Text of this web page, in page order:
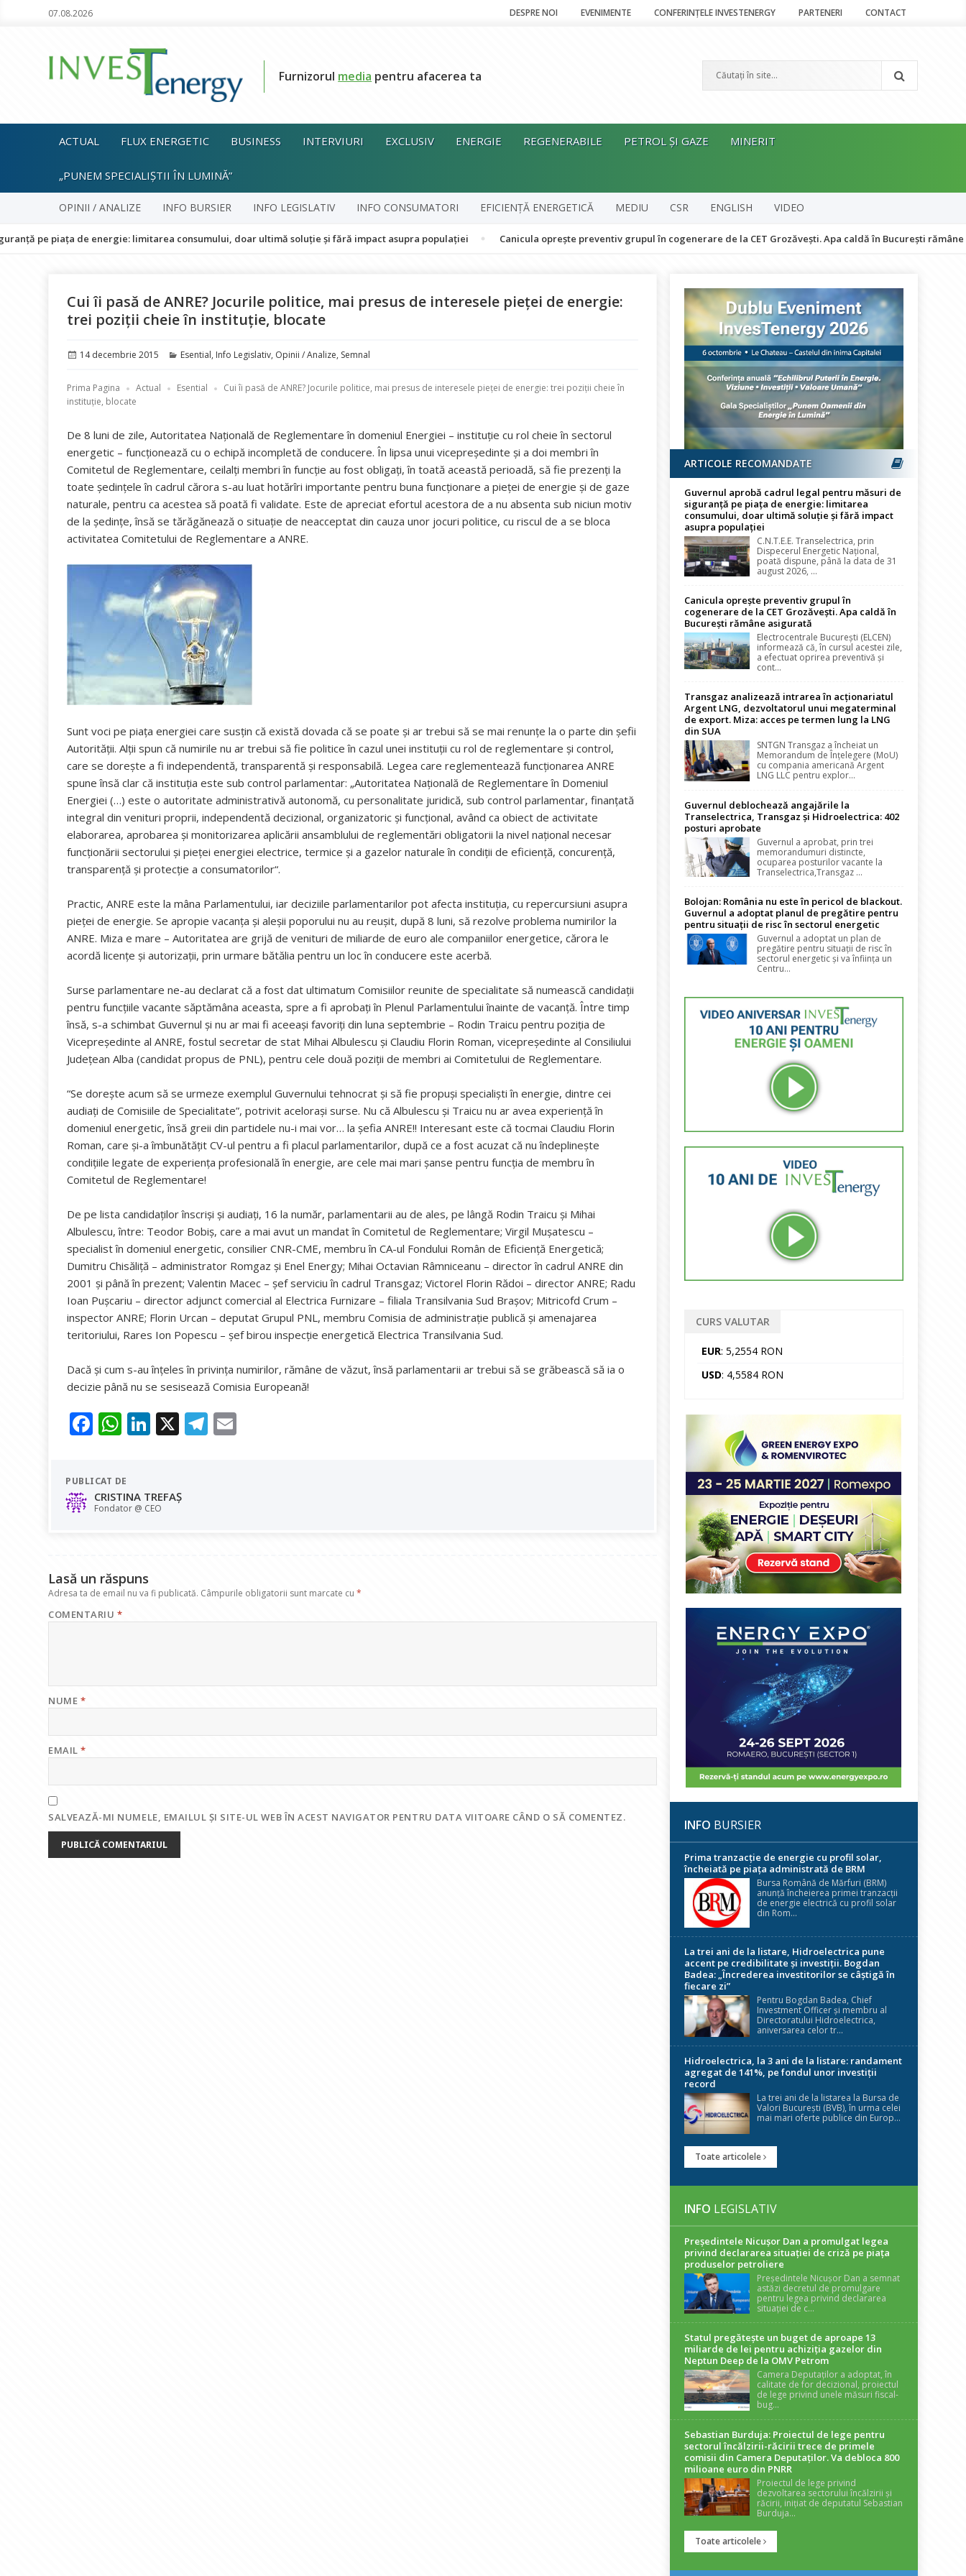
07.08.2026 DESPRE NOI EVENIMENTE CONFERINȚELE INVESTENERGY PARTENERI CONTACT
Furnizorul media pentru afacerea ta
ACTUAL FLUX ENERGETIC BUSINESS INTERVIURI EXCLUSIV ENERGIE REGENERABILE PETROL ȘI GAZE MINERIT
„PUNEM SPECIALIȘTII ÎN LUMINĂ”
OPINII / ANALIZE INFO BURSIER INFO LEGISLATIV INFO CONSUMATORI EFICIENȚĂ ENERGETICĂ MEDIU CSR ENGLISH VIDEO
de energie: limitarea consumului, doar ultimă soluție și fără impact asupra populației Canicula oprește preventiv grupul în cogenerare de la CET Grozăvești. Apa caldă în București rămâne asigurată
Cui îi pasă de ANRE? Jocurile politice, mai presus de interesele pieței de energie:
trei poziții cheie în instituție, blocate
Publicat
14 decembrie 2015 Categorii
Esential, Info Legislativ, Opinii / Analize, Semnal
Prima Pagina Actual Esential
Cui îi pasă de ANRE? Jocurile politice, mai presus de interesele pieței de energie: trei poziții cheie în
instituție, blocate
De 8 luni de zile, Autoritatea Națională de Reglementare în domeniul Energiei – instituție cu rol cheie în sectorul
energetic – funcționează cu o echipă incompletă de conducere. În lipsa unui vicepreședinte și a doi membri în
Comitetul de Reglementare, ceilalți membri în funcție au fost obligați, în toată această perioadă, să fie prezenți la
toate ședințele în cadrul cărora s-au luat hotărîri importante pentru buna funcționare a pieței de energie și de gaze
naturale, pentru ca acestea să poată fi validate. Este de apreciat efortul acestora de a nu absenta sub niciun motiv
de la ședințe, însă se tărăgănează o situație de neacceptat din cauza unor jocuri politice, cu riscul de a se bloca
activitatea Comitetului de Reglementare a ANRE.
Sunt voci pe piața energiei care susțin că există dovada că se poate și ar trebui să se mai renunțe la o parte din șefii
Autorității. Alții spun că numirile nu ar trebui să fie politice în cazul unei instituții cu rol de reglementare și control,
care se dorește a fi independentă, transparentă și responsabilă. Legea care reglementează funcționarea ANRE
spune însă clar că instituția este sub control parlamentar: „Autoritatea Naţională de Reglementare în Domeniul
Energiei (…) este o autoritate administrativă autonomă, cu personalitate juridică, sub control parlamentar, finanţată
integral din venituri proprii, independentă decizional, organizatoric şi funcţional, având ca obiect de activitate
elaborarea, aprobarea şi monitorizarea aplicării ansamblului de reglementări obligatorii la nivel naţional necesar
funcţionării sectorului şi pieţei energiei electrice, termice şi a gazelor naturale în condiţii de eficienţă, concurenţă,
transparenţă şi protecţie a consumatorilor“.
Practic, ANRE este la mâna Parlamentului, iar deciziile parlamentarilor pot afecta instituția, cu repercursiuni asupra
pieței de energie. Se apropie vacanța și aleșii poporului nu au reușit, după 8 luni, să rezolve problema numirilor la
ANRE. Miza e mare – Autoritatea are grijă de venituri de miliarde de euro ale companiilor energetice, cărora le
acordă licenţe şi autorizaţii, prin urmare bătălia pentru un loc în conducere este acerbă.
Surse parlamentare ne-au declarat că a fost dat ultimatum Comisiilor reunite de specialitate să numească candidații
pentru funcțiile vacante săptămâna aceasta, spre a fi aprobați în Plenul Parlamentului înainte de vacanță. Între timp
însă, s-a schimbat Guvernul și nu ar mai fi aceeași favoriți din luna septembrie – Rodin Traicu pentru poziția de
Vicepreședinte al ANRE, fostul secretar de stat Mihai Albulescu și Claudiu Florin Roman, vicepreşedinte al Consiliului
Judeţean Alba (candidat propus de PNL), pentru cele două poziții de membri ai Comitetului de Reglementare.
“Se dorește acum să se urmeze exemplul Guvernului tehnocrat și să fie propuși specialiști în energie, dintre cei
audiați de Comisiile de Specialitate”, potrivit acelorași surse. Nu că Albulescu și Traicu nu ar avea experiență în
domeniul energetic, însă greii din partidele nu-i mai vor… la șefia ANRE!! Interesant este că tocmai Claudiu Florin
Roman, care și-a îmbunătățit CV-ul pentru a fi placul parlamentarilor, după ce a fost acuzat că nu îndeplinește
condițiile legate de experiența profesională în energie, are cele mai mari șanse pentru funcția de membru în
Comitetul de Reglementare!
De pe lista candidaților înscriși și audiați, 16 la număr, parlamentarii au de ales, pe lângă Rodin Traicu și Mihai
Albulescu, între: Teodor Bobiş, care a mai avut un mandat în Comitetul de Reglementare; Virgil Muşatescu –
specialist în domeniul energetic, consilier CNR-CME, membru în CA-ul Fondului Român de Eficienţă Energetică;
Dumitru Chisăliţă – administrator Romgaz și Enel Energy; Mihai Octavian Râmniceanu – director în cadrul ANRE din
2001 şi până în prezent; Valentin Macec – şef serviciu în cadrul Transgaz; Victorel Florin Rădoi – director ANRE; Radu
Ioan Puşcariu – director adjunct comercial al Electrica Furnizare – filiala Transilvania Sud Braşov; Mitricofd Crum –
inspector ANRE; Florin Urcan – deputat Grupul PNL, membru Comisia de administrație publică și amenajarea
teritoriului, Rares Ion Popescu – șef birou inspecție energetică Electrica Transilvania Sud.
Dacă și cum s-au înțeles în privința numirilor, rămâne de văzut, însă parlamentarii ar trebui să se grăbească să ia o
decizie până nu se sesisează Comisia Europeană!
F
e
b
o
W
at
s
A
Li
e
dI
X T
PUBLICAT DE
CRISTINA TREFAȘ
Fondator @ CEO
Lasă un răspuns
Adresa ta de email nu va fi publicată. Câmpurile obligatorii sunt marcate cu*
COMENTARIU *
NUME *
EMAIL*
SALVEAZĂ-MI NUMELE, EMAILUL ȘI SITE-UL WEB ÎN ACEST NAVIGATOR PENTRU DATA VIITOARE CÂND O SĂ COMENTEZ.
ARTICOLE RECOMANDATE
Guvernul aprobă cadrul legal pentru măsuri de
siguranță pe piața de energie: limitarea
consumului, doar ultimă soluție și fără impact
asupra populației
C.N.T.E.E. Transelectrica, prin
Dispecerul Energetic Național,
poată dispune, până la data de 31
august 2026, ...
Canicula oprește preventiv grupul în
cogenerare de la CET Grozăvești. Apa caldă în
București rămâne asigurată
Electrocentrale București (ELCEN)
informează că, în cursul acestei zile,
a efectuat oprirea preventivă și
cont...
Transgaz analizează intrarea în acționariatul
Argent LNG, dezvoltatorul unui megaterminal
de export. Miza: acces pe termen lung la LNG
din SUA
SNTGN Transgaz a încheiat un
Memorandum de Înțelegere (MoU)
cu compania americană Argent
LNG LLC pentru explor...
Guvernul deblochează angajările la
Transelectrica, Transgaz și Hidroelectrica: 402
posturi aprobate
Guvernul a aprobat, prin trei
memorandumuri distincte,
ocuparea posturilor vacante la
Transelectrica,Transgaz ...
Bolojan: România nu este în pericol de blackout.
Guvernul a adoptat planul de pregătire pentru
pentru situații de risc în sectorul energetic
Guvernul a adoptat un plan de
pregătire pentru situații de risc în
sectorul energetic și va înființa un
Centru...
CURS VALUTAR
EUR: 5,2554 RON
USD: 4,5584 RON
INFO BURSIER
Prima tranzacție de energie cu profil solar,
încheiată pe piața administrată de BRM
Bursa Română de Mărfuri (BRM)
anunță încheierea primei tranzacții
de energie electrică cu profil solar
din Rom...
La trei ani de la listare, Hidroelectrica pune
accent pe credibilitate și investiții. Bogdan
Badea: „Încrederea investitorilor se câștigă în
fiecare zi”
Pentru Bogdan Badea, Chief
Investment Officer și membru al
Directoratului Hidroelectrica,
aniversarea celor tr...
Hidroelectrica, la 3 ani de la listare: randament
agregat de 141%, pe fondul unor investiții
record
La trei ani de la listarea la Bursa de
Valori București (BVB), în urma celei
mai mari oferte publice din Europ...
Toate articolele
INFO LEGISLATIV
Președintele Nicuşor Dan a promulgat legea
privind declararea situaţiei de criză pe piaţa
produselor petroliere
Președintele Nicușor Dan a semnat
astăzi decretul de promulgare
pentru legea privind declararea
situației de c...
Statul pregătește un buget de aproape 13
miliarde de lei pentru achiziția gazelor din
Neptun Deep de la OMV Petrom
Camera Deputaților a adoptat, în
calitate de for decizional, proiectul
de lege privind unele măsuri fiscal-
bug...
Sebastian Burduja: Proiectul de lege pentru
sectorul încălzirii-răcirii trece de primele
comisii din Camera Deputaților. Va debloca 800
milioane euro din PNRR
Proiectul de lege privind
dezvoltarea sectorului încălzirii și
răcirii, inițiat de deputatul Sebastian
Burduja...
Toate articolele